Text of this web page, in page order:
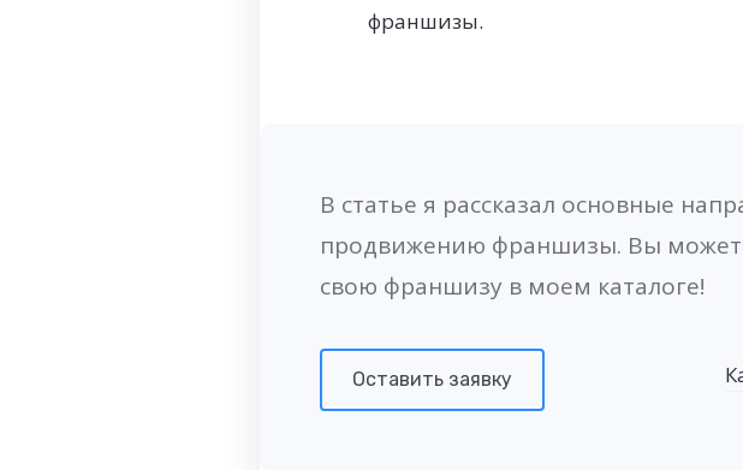
франшизы.
В статье я рассказал основные
продвижению франшизы. Вы
свою франшизу в моем каталоге!
Оставить заявку